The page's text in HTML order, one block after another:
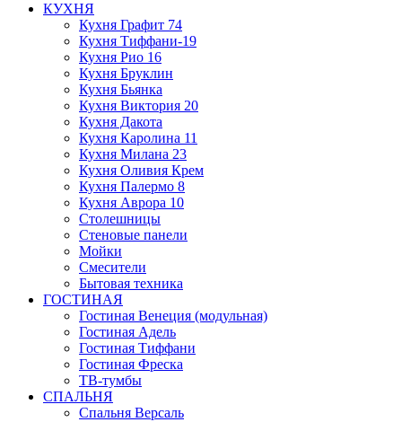
КУХНЯ
Кухня Графит 74
Кухня Тиффани-19
Кухня Рио 16
Кухня Бруклин
Кухня Бьянка
Кухня Виктория 20
Кухня Дакота
Кухня Каролина 11
Кухня Милана 23
Кухня Оливия Крем
Кухня Палермо 8
Кухня Аврора 10
Столешницы
Стеновые панели
Мойки
Смесители
Бытовая техника
ГОСТИНАЯ
Гостиная Венеция (модульная)
Гостиная Адель
Гостиная Тиффани
Гостиная Фреска
ТВ-тумбы
СПАЛЬНЯ
Спальня Версаль